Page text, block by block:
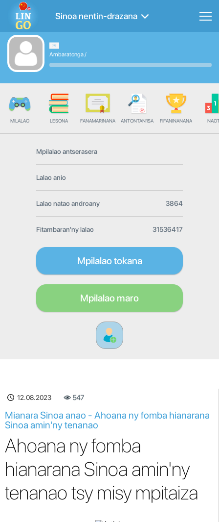
Sinoa nentin-drazana
Ambaratonga/
MILALAO LESONA FANAMARINANA ANTONTAN'ISA FIFANINANANA
Mpilalao antserasera
Lalao anio
Lalao natao androany 3864
Fitambaran'ny lalao 31536417
Mpilalao tokana
Mpilalao maro
12.08.2023 547
Mianara Sinoa anao - Ahoana ny fomba hianarana
Sinoa amin'ny tenanao
Ahoana ny fomba
hianarana Sinoa amin'ny
tenanao tsy misy mpitaiza